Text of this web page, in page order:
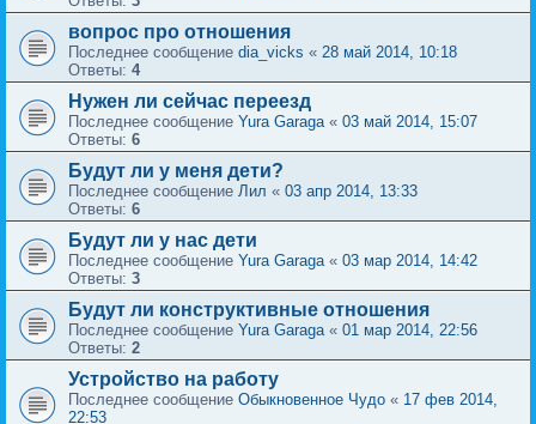
вопрос про отношения
Последнее сообщение dia_vicks « 28 май 2014, 10:18
Ответы: 4
Нужен ли сейчас переезд
Последнее сообщение Yura Garaga« 03 май 2014, 15:07
Ответы: 6
Будут ли у меня дети?
Последнее сообщение Лил « 03 апр 2014, 13:33
Ответы: 6
Будут ли у нас дети
Последнее сообщение Yura Garaga« 03 мар 2014, 14:42
Ответы: 3
Будут ли конструктивные отношения
Последнее сообщение Yura Garaga« 01 мар 2014, 22:56
Ответы: 2
Устройство на работу
Последнее сообщение Обыкновенное Чудо « 17 фев 2014,
22:53